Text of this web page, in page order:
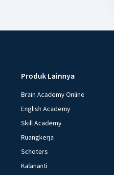
Produk Lainnya
Brain Academy Online
English Academy
Skill Academy
Ruangkerja
Schoters
Kalananti